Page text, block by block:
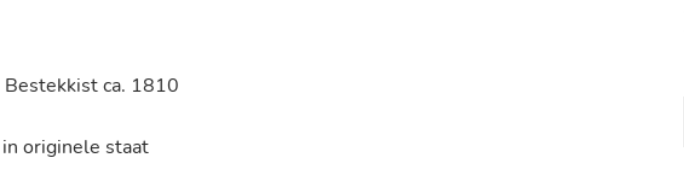
ca. 1810
originele staat